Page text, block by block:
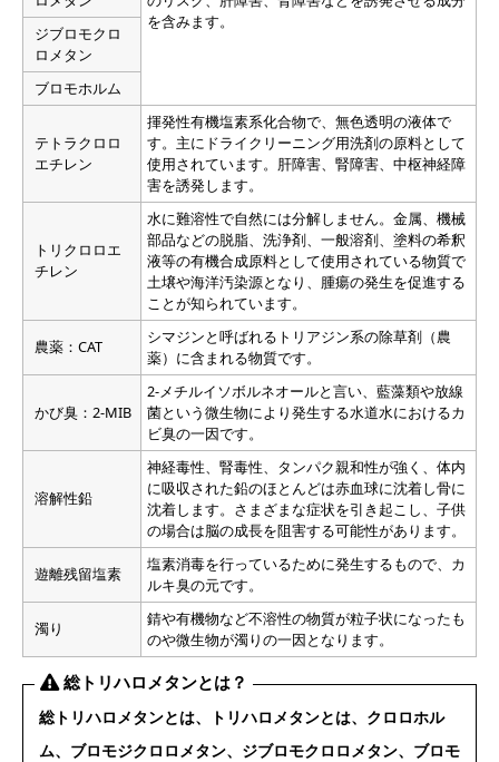
を含みます。
ジブロモクロ
ロメタン
ブロモホルム
テトラクロロ
エチレン
揮発性有機塩素系化合物で、無色透明の液体で
す。主にドライクリーニング用洗剤の原料として
使用されています。肝障害、腎障害、中枢神経障
害を誘発します。
トリクロロエ
チレン
水に難溶性で自然には分解しません。金属、機械
部品などの脱脂、洗浄剤、一般溶剤、塗料の希釈
液等の有機合成原料として使用されている物質で
土壌や海洋汚染源となり、腫瘍の発生を促進する
ことが知られています。
農薬：CAT
シマジンと呼ばれるトリアジン系の除草剤（農
薬）に含まれる物質です。
かび臭：2-MIB
2-メチルイソボルネオールと言い、藍藻類や放線
菌という微生物により発生する水道水におけるカ
ビ臭の一因です。
溶解性鉛
神経毒性、腎毒性、タンパク親和性が強く、体内
に吸収された鉛のほとんどは赤血球に沈着し骨に
沈着します。さまざまな症状を引き起こし、子供
の場合は脳の成長を阻害する可能性があります。
遊離残留塩素
塩素消毒を行っているために発生するもので、カ
ルキ臭の元です。
濁り
錆や有機物など不溶性の物質が粒子状になったも
のや微生物が濁りの一因となります。
総トリハロメタンとは？
総トリハロメタンとは、トリハロメタンとは、クロロホル
ム、ブロモジクロロメタン、ジブロモクロロメタン、ブロモ